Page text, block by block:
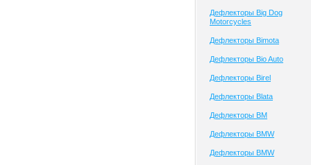
Дефлекторы Big Dog
Motorcycles
Дефлекторы Bimota
Дефлекторы Bio Auto
Дефлекторы Birel
Дефлекторы Blata
Дефлекторы BM
Дефлекторы BMW
Дефлекторы BMW